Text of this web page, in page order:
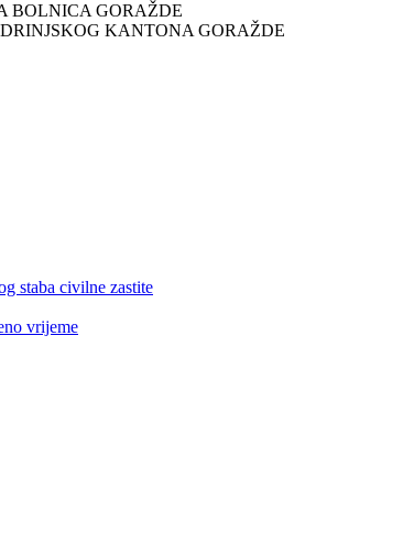
BOLNICA GORAŽDE
KANTONA GORAŽDE
staba civilne zastite
vrijeme